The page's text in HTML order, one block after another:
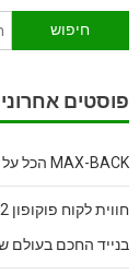
חיפוש:
פוסטים
MAX-BACK הכל על מקס, כרטיס קאשבק גלובלי Total Pay Back
בנייד החכם בעולם